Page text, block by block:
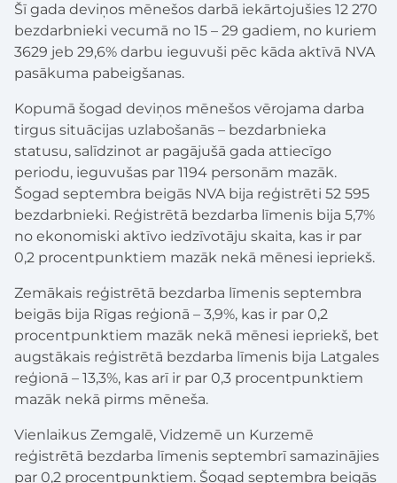
Šī gada deviņos mēnešos darbā iekārtojušies 12 270
bezdarbnieki vecumā no 15 – 29 gadiem, no kuriem
3629 jeb 29,6% darbu ieguvuši pēc kāda aktīvā NVA
pasākuma pabeigšanas.
Kopumā šogad deviņos mēnešos vērojama darba
tirgus situācijas uzlabošanās – bezdarbnieka
statusu, salīdzinot ar pagājušā gada attiecīgo
periodu, ieguvušas par 1194 personām mazāk.
Šogad septembra beigās NVA bija reģistrēti 52 595
bezdarbnieki. Reģistrētā bezdarba līmenis bija 5,7%
no ekonomiski aktīvo iedzīvotāju skaita, kas ir par
0,2 procentpunktiem mazāk nekā mēnesi iepriekš.
Zemākais reģistrētā bezdarba līmenis septembra
beigās bija Rīgas reģionā – 3,9%, kas ir par 0,2
procentpunktiem mazāk nekā mēnesi iepriekš, bet
augstākais reģistrētā bezdarba līmenis bija Latgales
reģionā – 13,3%, kas arī ir par 0,3 procentpunktiem
mazāk nekā pirms mēneša.
Vienlaikus Zemgalē, Vidzemē un Kurzemē
reģistrētā bezdarba līmenis septembrī samazinājies
par 0,2 procentpunktiem. Šogad septembra beigās